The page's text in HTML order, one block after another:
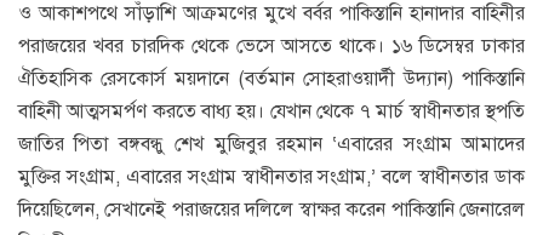
ও আকাশপথে সাঁড়াশি আক্রমণের মুখে বর্বর পাকিস্তানি হানাদার বাহিনীর
পরাজয়ের খবর চারদিক থেকে ভেসে আসতে থাকে। ১৬ ডিসেম্বর ঢাকার
ঐতিহাসিক রেসকোর্স ময়দানে (বর্তমান সোহরাওয়ার্দী উদ্যান) পাকিস্তানি
বাহিনী আত্মসমর্পণ করতে বাধ্য হয়। যেখান থেকে ৭ মার্চ স্বাধীনতার স্থপতি
জাতির পিতা বঙ্গবন্ধু শেখ মুজিবুর রহমান ‘এবারের সংগ্রাম আমাদের
মুক্তির সংগ্রাম, এবারের সংগ্রাম স্বাধীনতার সংগ্রাম,’ বলে স্বাধীনতার ডাক
দিয়েছিলেন, সেখানেই পরাজয়ের দলিলে স্বাক্ষর করেন পাকিস্তানি জেনারেল